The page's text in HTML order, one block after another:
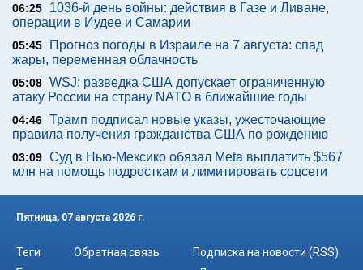
06:25
1036-й день войны: действия в Газе и Ливане,
операции в Иудее и Самарии
05:45
Прогноз погоды в Израиле на 7 августа: спад
жары, переменная облачность
05:08 WSJ: разведка США допускает ограниченную
атаку России на страну NATO в ближайшие годы
04:46 Трамп подписал новые указы, ужесточающие
правила получения гражданства США по рождению
03:09 Суд в Нью-Мексико обязал Meta выплатить $567
млн на помощь подросткам и лимитировать соцсети
Пятница, 07 августа 2026 г.
Теги Обратная связь
Подписка на новости (RSS)